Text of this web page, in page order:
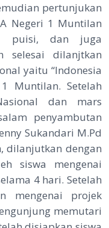
pertunjukan
Negeri 1 Muntilan
puisi, dan juga
selesai dilanjtkan
yaitu “Indonesia
Muntilan. Setelah
dan mars
penyambutan
Sukandari M.Pd
dilanjutkan dengan
siswa mengenai
4 hari. Setelah
mengenai projek
memutari